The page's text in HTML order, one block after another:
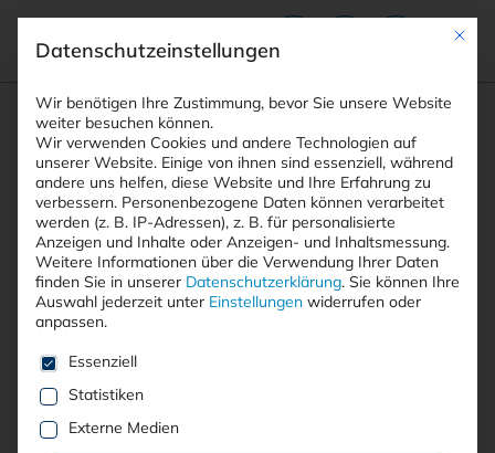
Suchfeld
Suchen
Breadcrumb-Navigation
STARTSEITE ENDE-ZU-ENDE-VERSCHLÜSSELUNG
Alle Beiträge mit dem
Schlagwort “Ende-zu-Ende-
Verschlüsselung”
Mit
Datenschutzeinstellungen
Wir benötigen Ihre Zustimmung, bevor Sie unsere Website
weiter besuchen können.
Wir verwenden Cookies und andere Technologien auf
unserer Website. Einige von ihnen sind essenziell, während
andere uns helfen, diese Website und Ihre Erfahrung zu
verbessern. Personenbezogene Daten können verarbeitet
werden (z. B. IP-Adressen), z. B. für personalisierte
Anzeigen und Inhalte oder Anzeigen- und Inhaltsmessung.
Weitere Informationen über die Verwendung Ihrer Daten
finden Sie in unserer Datenschutzerklärung. Sie können Ihre
Auswahl jederzeit unter Einstellungen widerrufen oder
anpassen.
Es folgt eine Liste der Service-Gruppen, für die eine
Essenziell
Statistiken
Externe Medien